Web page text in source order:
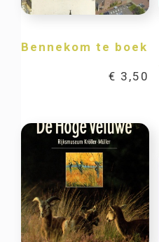
Bennekom te boek
€ 3,50